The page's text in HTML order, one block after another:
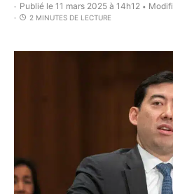
Publié le 11 mars 2025 à 14h12 •
2 MINUTES DE LECTURE